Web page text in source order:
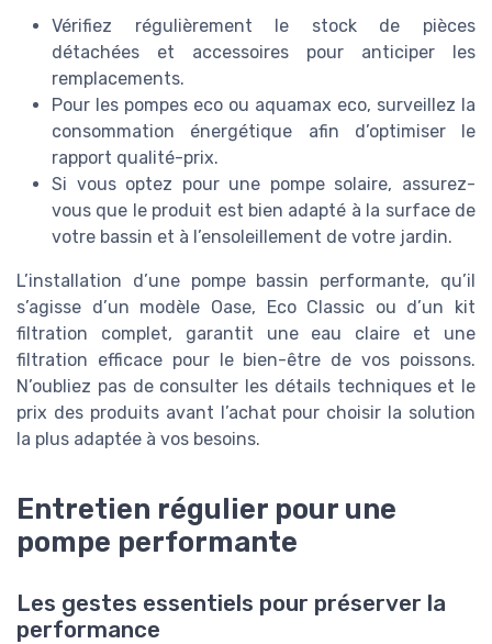
Vérifiez régulièrement le stock de pièces
détachées et accessoires pour anticiper les
remplacements.
Pour les pompes eco ou aquamax eco, surveillez la
consommation énergétique afin d’optimiser le
rapport qualité-prix.
Si vous optez pour une pompe solaire, assurez-
vous que le produit est bien adapté à la surface de
votre bassin et à l’ensoleillement de votre jardin.
L’installation d’une pompe bassin performante, qu’il
s’agisse d’un modèle Oase, Eco Classic ou d’un kit
filtration complet, garantit une eau claire et une
filtration efficace pour le bien-être de vos poissons.
N’oubliez pas de consulter les détails techniques et le
prix des produits avant l’achat pour choisir la solution
la plus adaptée à vos besoins.
Entretien régulier pour une
pompe performante
Les gestes essentiels pour préserver la
performance